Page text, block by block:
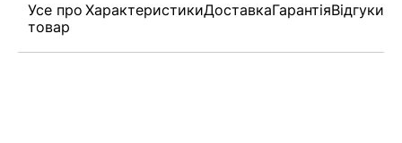
Усе про
товар
ХарактеристикиДоставкаГарантіяВідгуки